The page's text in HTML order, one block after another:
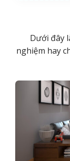
Dưới đây
nghiệm hay